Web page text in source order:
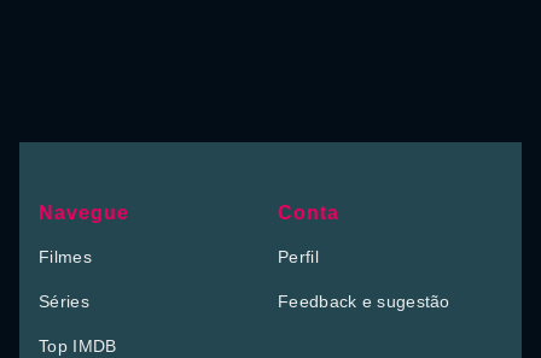
Navegue
Filmes
Séries
Top IMDB
Conta
Perfil
Feedback e sugestão